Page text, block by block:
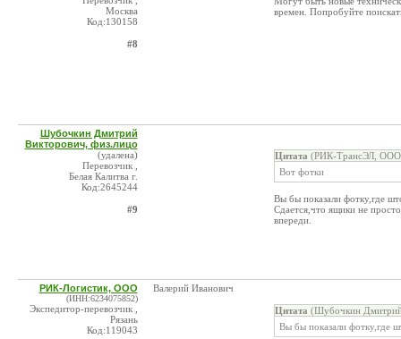
Москва
Код:130158
#8
времен. Попробуйте
Шубочкин Дмитрий
Викторович, физ.лицо
(удалена)
Перевозчик ,
Белая Калитва г.
Код:2645244
#9
Цитата (РИК-ТрансЭЛ, ООО
Вот фотки
Вы бы показали фотку,где
Сдается,что ящики не
впереди.
РИК-Логистик, ООО
(ИНН:6234075852)
Экспедитор-перевозчик ,
Рязань
Код:119043
Валерий Иванович
Цитата (Шубочкин
Вы бы показали фотку,где